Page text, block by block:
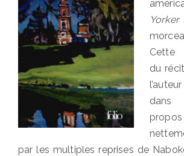
Yorker
Cette
du
dans
par les multiples reprises de